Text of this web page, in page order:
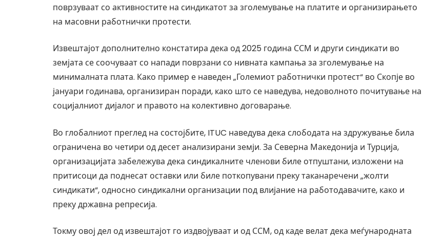
поврзуваат со активностите на синдикатот за зголемување на платите и организирањето
на масовни работнички протести.
Извештајот дополнително констатира дека од 2025 година ССМ и други синдикати во
земјата се соочуваат со напади поврзани со нивната кампања за зголемување на
минималната плата. Како пример е наведен „Големиот работнички протест“ во Скопје во
јануари годинава, организиран поради, како што се наведува, недоволното почитување на
социјалниот дијалог и правото на колективно договарање.
Во глобалниот преглед на состојбите, ITUC наведува дека слободата на здружување била
ограничена во четири од десет анализирани земји. За Северна Македонија и Турција,
организацијата забележува дека синдикалните членови биле отпуштани, изложени на
притисоци да поднесат оставки или биле поткопувани преку таканаречени „жолти
синдикати“, односно синдикални организации под влијание на работодавачите, како и
преку државна репресија.
Токму овој дел од извештајот го издвојуваат и од ССМ, од каде велат дека меѓународната